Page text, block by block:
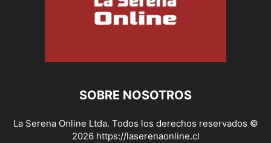
SOBRE NOSOTROS
La Serena Online Ltda. Todos los derechos reservados ©
2026 https://laserenaonline.cl